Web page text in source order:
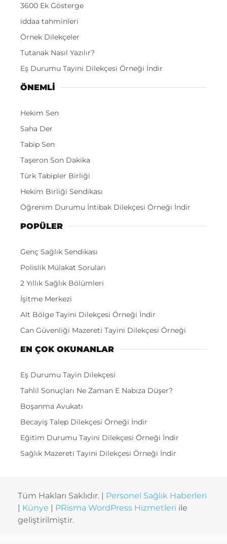
3600 Ek Gösterge
iddaa tahminleri
Örnek Dilekçeler
Tutanak Nasıl Yazılır?
Eş Durumu Tayini Dilekçesi Örneği İndir
ÖNEMLI
Hekim Sen
Saha Der
Tabip Sen
Taşeron Son Dakika
Türk Tabipler Birliği
Hekim Birliği Sendikası
Öğrenim Durumu İntibak Dilekçesi Örneği İndir
POPÜLER
Genç Sağlık Sendikası
Polislik Mülakat Soruları
2 Yıllık Sağlık Bölümleri
İşitme Merkezi
Alt Bölge Tayini Dilekçesi Örneği İndir
Can Güvenliği Mazereti Tayini Dilekçesi Örneği
EN ÇOK OKUNANLAR
Eş Durumu Tayin Dilekçesi
Tahlil Sonuçları Ne Zaman E Nabıza Düşer?
Boşanma Avukatı
Becayiş Talep Dilekçesi Örneği İndir
Eğitim Durumu Tayini Dilekçesi Örneği İndir
Sağlık Mazereti Tayini Dilekçesi Örneği İndir
Tüm Hakları Saklıdır. | Personel Sağlık Haberleri
| Künye | PRisma WordPress Hizmetleri ile
geliştirilmiştir.